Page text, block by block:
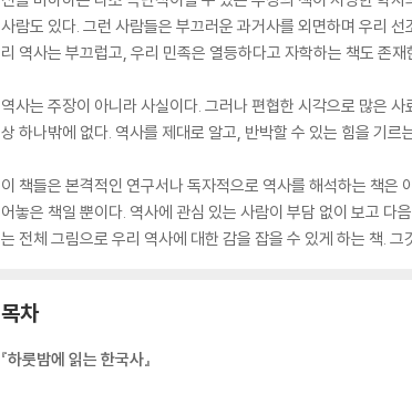
사람도 있다. 그런 사람들은 부끄러운 과거사를 외면하며 우리
리 역사는 부끄럽고, 우리 민족은 열등하다고 자학하는 책도 존
역사는 주장이 아니라 사실이다. 그러나 편협한 시각으로 많은
상 하나밖에 없다. 역사를 제대로 알고, 반박할 수 있는 힘을 기르
이 책들은 본격적인 연구서나 독자적으로 역사를 해석하는 책은
어놓은 책일 뿐이다. 역사에 관심 있는 사람이 부담 없이 보고 다
는 전체 그림으로 우리 역사에 대한 감을 잡을 수 있게 하는 책. 그
목차
『하룻밤에 읽는 한국사』